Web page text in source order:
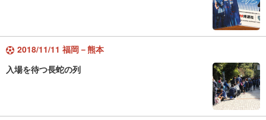
2018/11/11 福岡－熊本
入場を待つ長蛇の列